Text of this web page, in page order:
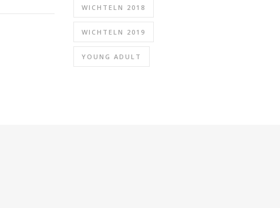
WICHTELN 2018
WICHTELN 2019
YOUNG ADULT